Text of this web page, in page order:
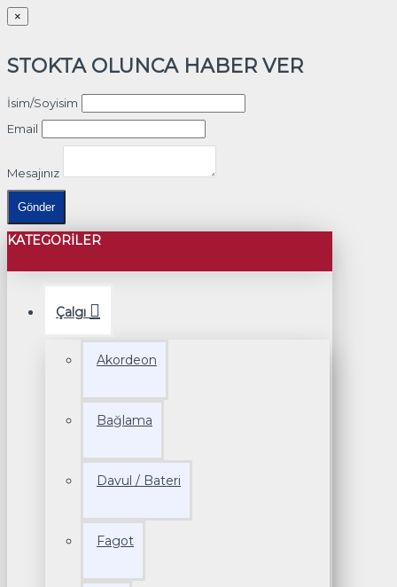
×
STOKTA OLUNCA HABER VER
İsim/Soyisim
Email
Mesajınız
Gönder
KATEGORILER
Çalgı
Akordeon
Bağlama
Davul / Bateri
Fagot